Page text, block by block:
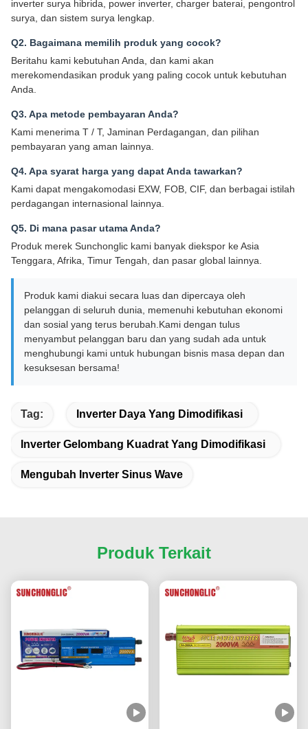
inverter surya hibrida, power inverter, charger baterai, pengontrol
surya, dan sistem surya lengkap.
Q2. Bagaimana memilih produk yang cocok?
Beritahu kami kebutuhan Anda, dan kami akan
merekomendasikan produk yang paling cocok untuk kebutuhan
Anda.
Q3. Apa metode pembayaran Anda?
Kami menerima T / T, Jaminan Perdagangan, dan pilihan
pembayaran yang aman lainnya.
Q4. Apa syarat harga yang dapat Anda tawarkan?
Kami dapat mengakomodasi EXW, FOB, CIF, dan berbagai istilah
perdagangan internasional lainnya.
Q5. Di mana pasar utama Anda?
Produk merek Sunchonglic kami banyak diekspor ke Asia
Tenggara, Afrika, Timur Tengah, dan pasar global lainnya.
Produk kami diakui secara luas dan dipercaya oleh
pelanggan di seluruh dunia, memenuhi kebutuhan ekonomi
dan sosial yang terus berubah.Kami dengan tulus
menyambut pelanggan baru dan yang sudah ada untuk
menghubungi kami untuk hubungan bisnis masa depan dan
kesuksesan bersama!
Tag: Inverter Daya Yang Dimodifikasi
Inverter Gelombang Kuadrat Yang Dimodifikasi
Mengubah Inverter Sinus Wave
Produk Terkait